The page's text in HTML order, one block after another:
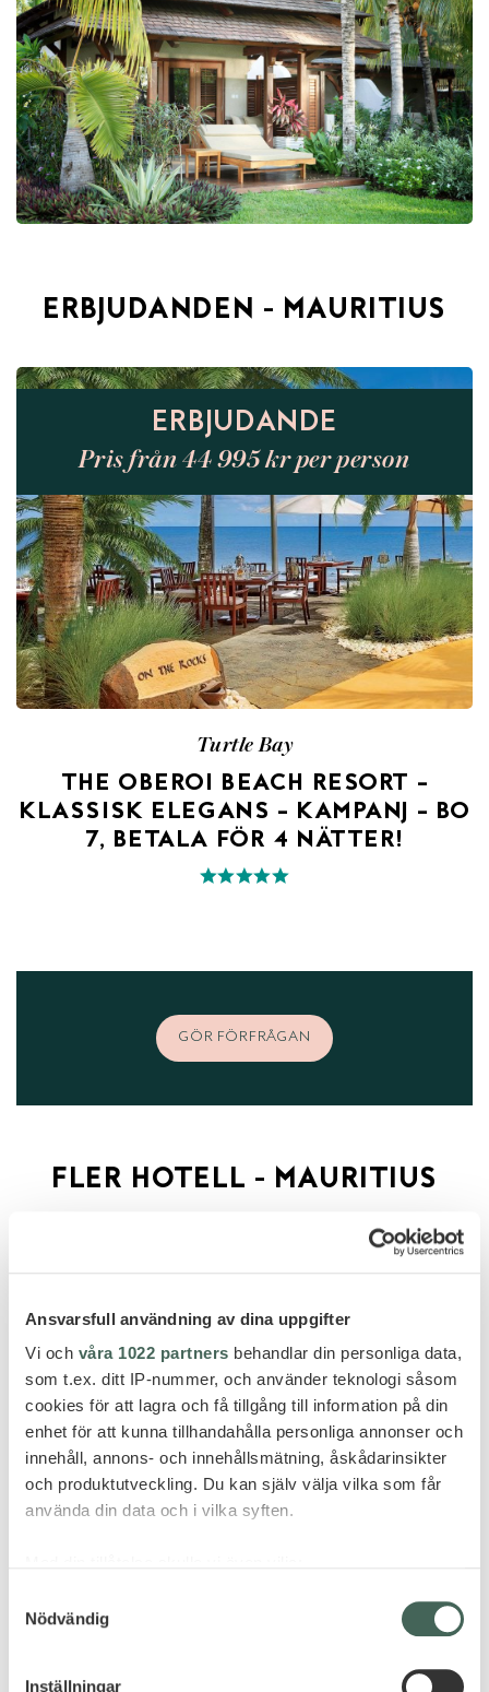
Ansvarsfull användning av dina uppgifter
Vi och våra 1022 partners behandlar din personliga data,
som t.ex. ditt IP-nummer, och använder teknologi såsom
cookies för att lagra och få tillgång till information på din
enhet för att kunna tillhandahålla personliga annonser och
innehåll, annons- och innehållsmätning, åskådarinsikter
och produktutveckling. Du kan själv välja vilka som får
använda din data och i vilka syften.
som kan ha en noggrannhet på upp till flera meter
Nödvändig
Inställningar
ERBJUDANDEN - MAURITIUS
ERBJUDANDE
Pris från 44 995 kr per person
Turtle Bay
THE OBEROI BEACH RESORT –
KLASSISK ELEGANS – KAMPANJ – BO
7, BETALA FÖR 4 NÄTTER!
GÖR FÖRFRÅGAN
FLER HOTELL - MAURITIUS